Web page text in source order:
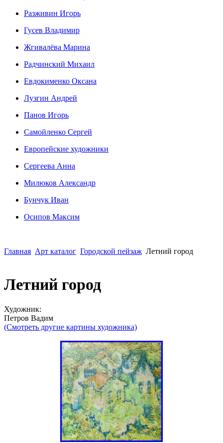
Разживин Игорь
Гусев Владимир
Жгивалёва Марина
Радчинский Михаил
Евдокименко Оксана
Лузгин Андрей
Панов Игорь
Сaмoйленко Сергей
Европейские художники
Сергеева Анна
Милюков Александр
Бунчук Иван
Осипoв Максим
Главная Арт каталог Городской пейзаж Летний город
Летний город
Художник:
Петров Вадим
(Смотреть другие картины художника)